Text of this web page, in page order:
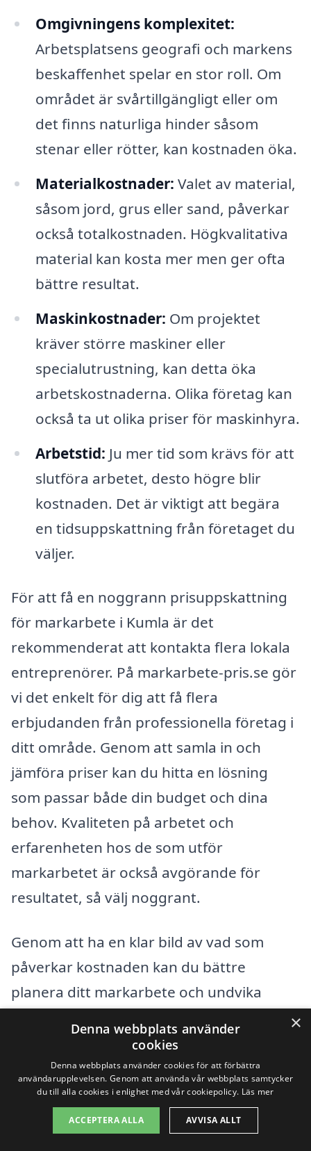
Omgivningens komplexitet:
Arbetsplatsens geografi och markens
beskaffenhet spelar en stor roll. Om
området är svårtillgängligt eller om
det finns naturliga hinder såsom
stenar eller rötter, kan kostnaden öka.
Materialkostnader: Valet av material,
såsom jord, grus eller sand, påverkar
också totalkostnaden. Högkvalitativa
material kan kosta mer men ger ofta
bättre resultat.
Maskinkostnader: Om projektet
kräver större maskiner eller
specialutrustning, kan detta öka
arbetskostnaderna. Olika företag kan
också ta ut olika priser för maskinhyra.
Arbetstid: Ju mer tid som krävs för att
slutföra arbetet, desto högre blir
kostnaden. Det är viktigt att begära
en tidsuppskattning från företaget du
väljer.
För att få en noggrann prisuppskattning
för markarbete i Kumla är det
rekommenderat att kontakta flera lokala
entreprenörer. På markarbete-pris.se gör
vi det enkelt för dig att få flera
erbjudanden från professionella företag i
ditt område. Genom att samla in och
jämföra priser kan du hitta en lösning
som passar både din budget och dina
behov. Kvaliteten på arbetet och
erfarenheten hos de som utför
markarbetet är också avgörande för
resultatet, så välj noggrant.
Genom att ha en klar bild av vad som
påverkar kostnaden kan du bättre
planera ditt markarbete och undvika
det handlar om att förbereda för en ny
byggnad eller att förbättra din trädgård,
finns det många lokala experter som kan
hjälpa dig att realisera ditt projekt.
×
Denna webbplats använder
cookies
Denna webbplats använder cookies för att förbättra
användarupplevelsen. Genom att använda vår webbplats samtycker
du till alla cookies i enlighet med vår cookiepolicy. Läs mer
ACCEPTERA ALLA AVVISA ALLT